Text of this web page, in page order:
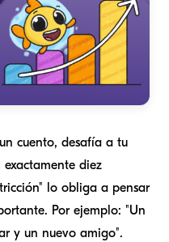
cuento, desafía a tu
diez
lo obliga a pensar
Por ejemplo: "Un
y un nuevo amigo".